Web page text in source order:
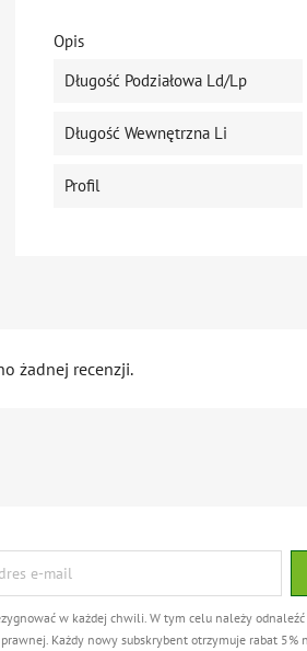
Opis
Długość Podziałowa Ld/Lp
Długość Wewnętrzna Li
Profil
żadnej recenzji.
w każdej chwili. W tym celu należy odnaleźć
Każdy nowy subskrybent otrzymuje rabat 5%